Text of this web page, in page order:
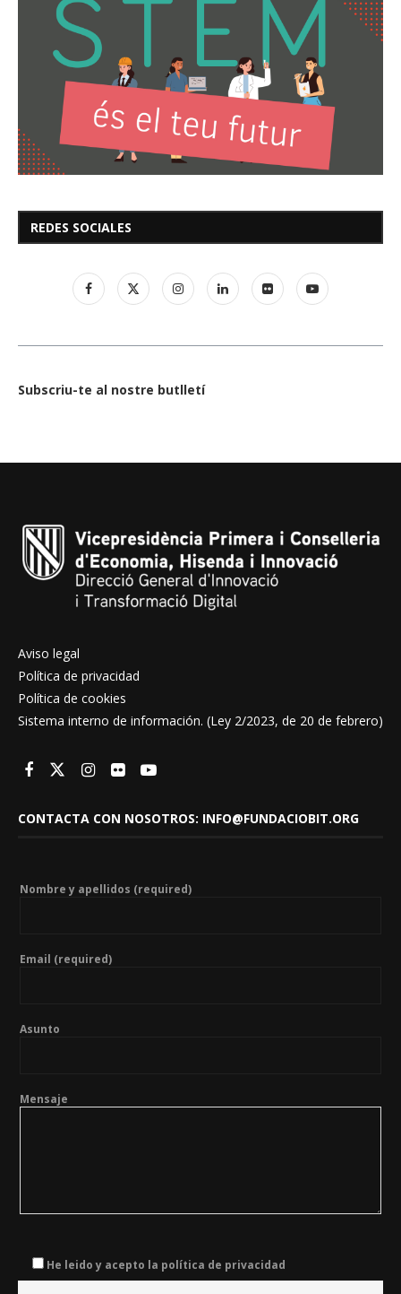
REDES SOCIALES
Subscriu-te al nostre butlletí
Aviso legal
Política de privacidad
Política de cookies
Sistema interno de información. (Ley 2/2023, de 20 de febrero)
CONTACTA CON NOSOTROS: INFO@FUNDACIOBIT.ORG
Nombre y apellidos (required)
Email (required)
Asunto
Mensaje
He leido y acepto la política de privacidad